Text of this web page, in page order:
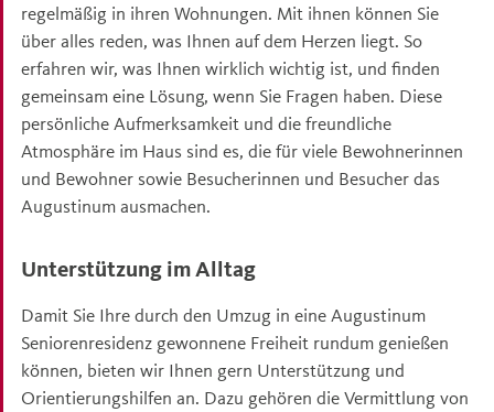
regelmäßig in ihren Wohnungen. Mit ihnen können Sie
über alles reden, was Ihnen auf dem Herzen liegt. So
erfahren wir, was Ihnen wirklich wichtig ist, und finden
gemeinsam eine Lösung, wenn Sie Fragen haben. Diese
persönliche Aufmerksamkeit und die freundliche
Atmosphäre im Haus sind es, die für viele Bewohnerinnen
und Bewohner sowie Besucherinnen und Besucher das
Augustinum ausmachen.
Unterstützung im Alltag
Damit Sie Ihre durch den Umzug in eine Augustinum
Seniorenresidenz gewonnene Freiheit rundum genießen
können, bieten wir Ihnen gern Unterstützung und
Orientierungshilfen an. Dazu gehören die Vermittlung von